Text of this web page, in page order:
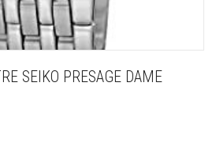
SEIKO PRESAGE DAME